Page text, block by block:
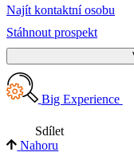
Najít kontaktní osobu
Stáhnout prospekt
Big Experience
Sdílet
Nahoru